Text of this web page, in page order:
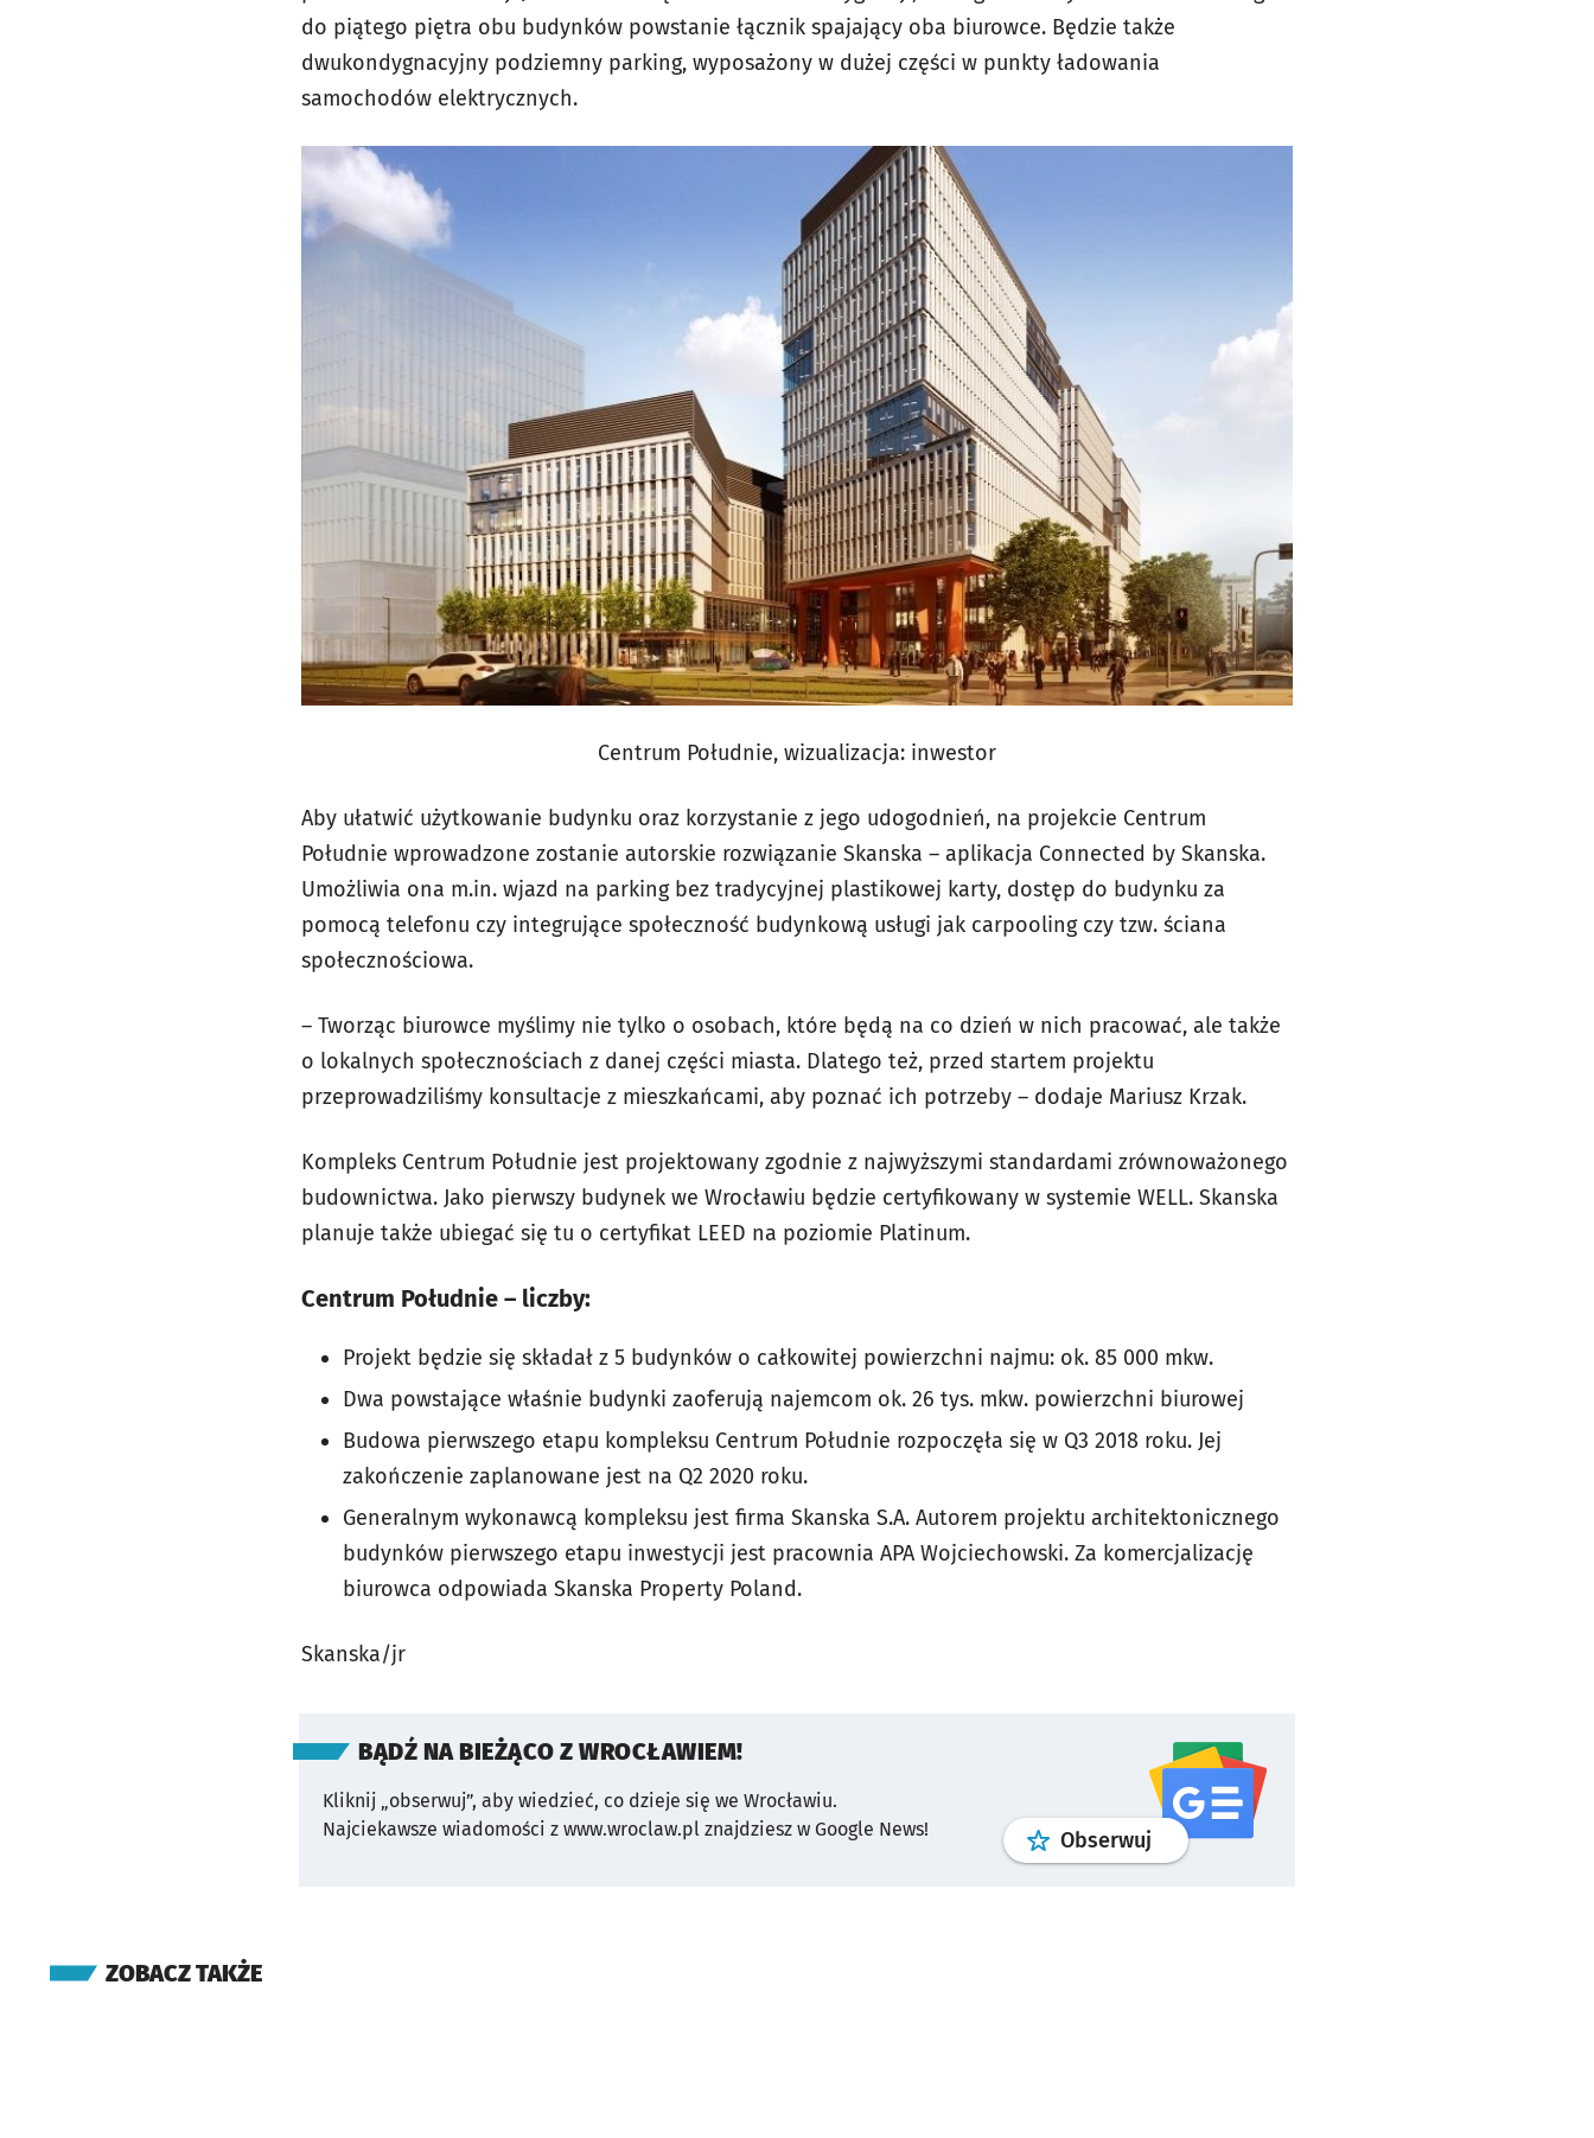
do piątego piętra obu budynków powstanie łącznik spajający oba biurowce. Będzie także
dwukondygnacyjny podziemny parking, wyposażony w dużej części w punkty ładowania
samochodów elektrycznych.
Centrum Południe, wizualizacja: inwestor
Aby ułatwić użytkowanie budynku oraz korzystanie z jego udogodnień, na projekcie Centrum
Południe wprowadzone zostanie autorskie rozwiązanie Skanska – aplikacja Connected by Skanska.
Umożliwia ona m.in. wjazd na parking bez tradycyjnej plastikowej karty, dostęp do budynku za
pomocą telefonu czy integrujące społeczność budynkową usługi jak carpooling czy tzw. ściana
społecznościowa.
– Tworząc biurowce myślimy nie tylko o osobach, które będą na co dzień w nich pracować, ale także
o lokalnych społecznościach z danej części miasta. Dlatego też, przed startem projektu
przeprowadziliśmy konsultacje z mieszkańcami, aby poznać ich potrzeby – dodaje Mariusz Krzak.
Kompleks Centrum Południe jest projektowany zgodnie z najwyższymi standardami zrównoważonego
budownictwa. Jako pierwszy budynek we Wrocławiu będzie certyfikowany w systemie WELL. Skanska
planuje także ubiegać się tu o certyfikat LEED na poziomie Platinum.
Centrum Południe – liczby:
Projekt będzie się składał z 5 budynków o całkowitej powierzchni najmu: ok. 85 000 mkw.
Dwa powstające właśnie budynki zaoferują najemcom ok. 26 tys. mkw. powierzchni biurowej
Budowa pierwszego etapu kompleksu Centrum Południe rozpoczęła się w Q3 2018 roku. Jej
zakończenie zaplanowane jest na Q2 2020 roku.
Generalnym wykonawcą kompleksu jest firma Skanska S.A. Autorem projektu architektonicznego
budynków pierwszego etapu inwestycji jest pracownia APA Wojciechowski. Za komercjalizację
biurowca odpowiada Skanska Property Poland.
Skanska/jr
BĄDŹ NA BIEŻĄCO Z WROCŁAWIEM!
Kliknij „obserwuj”, aby wiedzieć, co dzieje się we Wrocławiu.
Najciekawsze wiadomości z www.wroclaw.pl znajdziesz w Google News!
Obserwuj profilgoogle news
ZOBACZ TAKŻE